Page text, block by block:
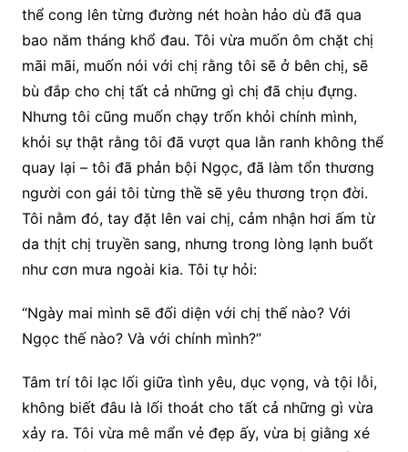
thể cong lên từng đường nét hoàn hảo dù đã qua
bao năm tháng khổ đau. Tôi vừa muốn ôm chặt chị
mãi mãi, muốn nói với chị rằng tôi sẽ ở bên chị, sẽ
bù đắp cho chị tất cả những gì chị đã chịu đựng.
Nhưng tôi cũng muốn chạy trốn khỏi chính mình,
khỏi sự thật rằng tôi đã vượt qua lằn ranh không thể
quay lại – tôi đã phản bội Ngọc, đã làm tổn thương
người con gái tôi từng thề sẽ yêu thương trọn đời.
Tôi nằm đó, tay đặt lên vai chị, cảm nhận hơi ấm từ
da thịt chị truyền sang, nhưng trong lòng lạnh buốt
như cơn mưa ngoài kia. Tôi tự hỏi:
“Ngày mai mình sẽ đối diện với chị thế nào? Với
Ngọc thế nào? Và với chính mình?”
Tâm trí tôi lạc lối giữa tình yêu, dục vọng, và tội lỗi,
không biết đâu là lối thoát cho tất cả những gì vừa
xảy ra. Tôi vừa mê mẩn vẻ đẹp ấy, vừa bị giằng xé